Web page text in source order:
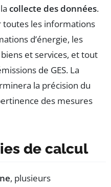
collecte des données.
toutes les informations
d’énergie, les
et services, et tout
de GES. La
la précision du
des mesures
de calcul
, plusieurs